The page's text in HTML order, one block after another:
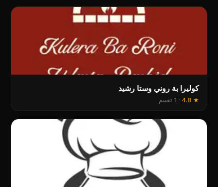
کولیرا بة روني وستا رشید
★
4.8
· 1 تقييم